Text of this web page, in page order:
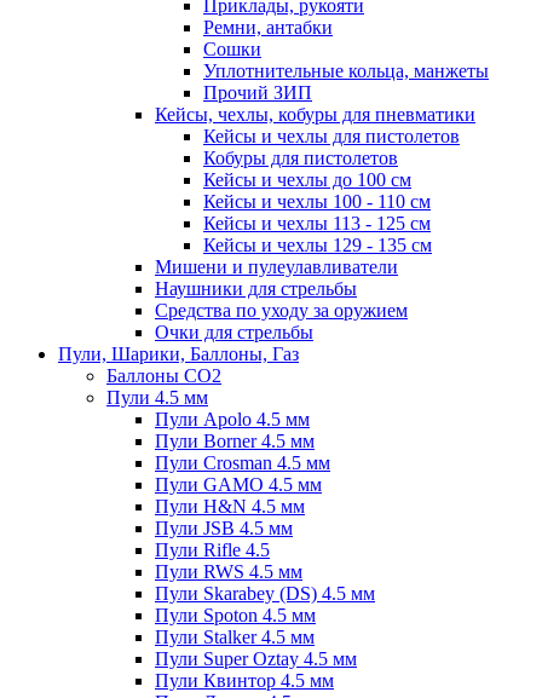
Приклады, рукояти
Ремни, антабки
Сошки
Уплотнительные кольца, манжеты
Прочий ЗИП
Кейсы, чехлы, кобуры для пневматики
Кейсы и чехлы для пистолетов
Кобуры для пистолетов
Кейсы и чехлы до 100 см
Кейсы и чехлы 100 - 110 см
Кейсы и чехлы 113 - 125 см
Кейсы и чехлы 129 - 135 см
Мишени и пулеулавливатели
Наушники для стрельбы
Средства по уходу за оружием
Очки для стрельбы
Пули, Шарики, Баллоны, Газ
Баллоны CO2
Пули 4.5 мм
Пули Apolo 4.5 мм
Пули Borner 4.5 мм
Пули Crosman 4.5 мм
Пули GAMO 4.5 мм
Пули H&N 4.5 мм
Пули JSB 4.5 мм
Пули Rifle 4.5
Пули RWS 4.5 мм
Пули Skarabey (DS) 4.5 мм
Пули Spoton 4.5 мм
Пули Stalker 4.5 мм
Пули Super Oztay 4.5 мм
Пули Квинтор 4.5 мм